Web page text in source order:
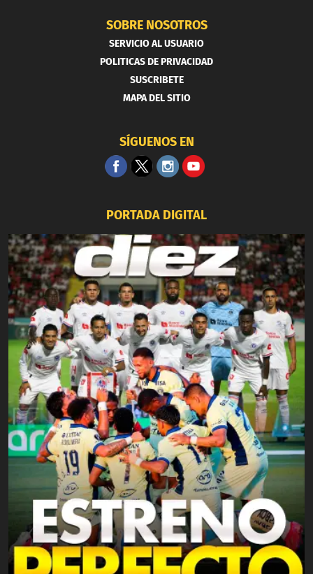
SOBRE NOSOTROS
SERVICIO AL USUARIO
POLITICAS DE PRIVACIDAD
SUSCRIBETE
MAPA DEL SITIO
SÍGUENOS EN
PORTADA DIGITAL